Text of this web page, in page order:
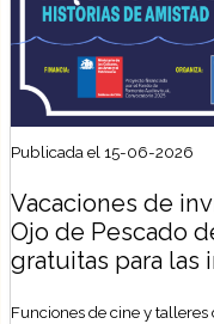
Publicada el 15-06-2026
Vacaciones de
Ojo de Pescado
gratuitas para las
Funciones de cine y